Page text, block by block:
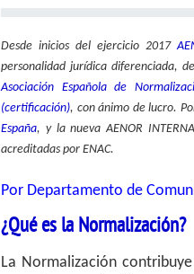
Desde inicios del ejercicio 2017
personalidad jurídica diferenciada,
Asociación Española de
(certificación), con ánimo de lucro.
España, y la nueva AENOR
acreditadas por ENAC.
Por Departamento de
¿Qué es la Normalización?
La Normalización